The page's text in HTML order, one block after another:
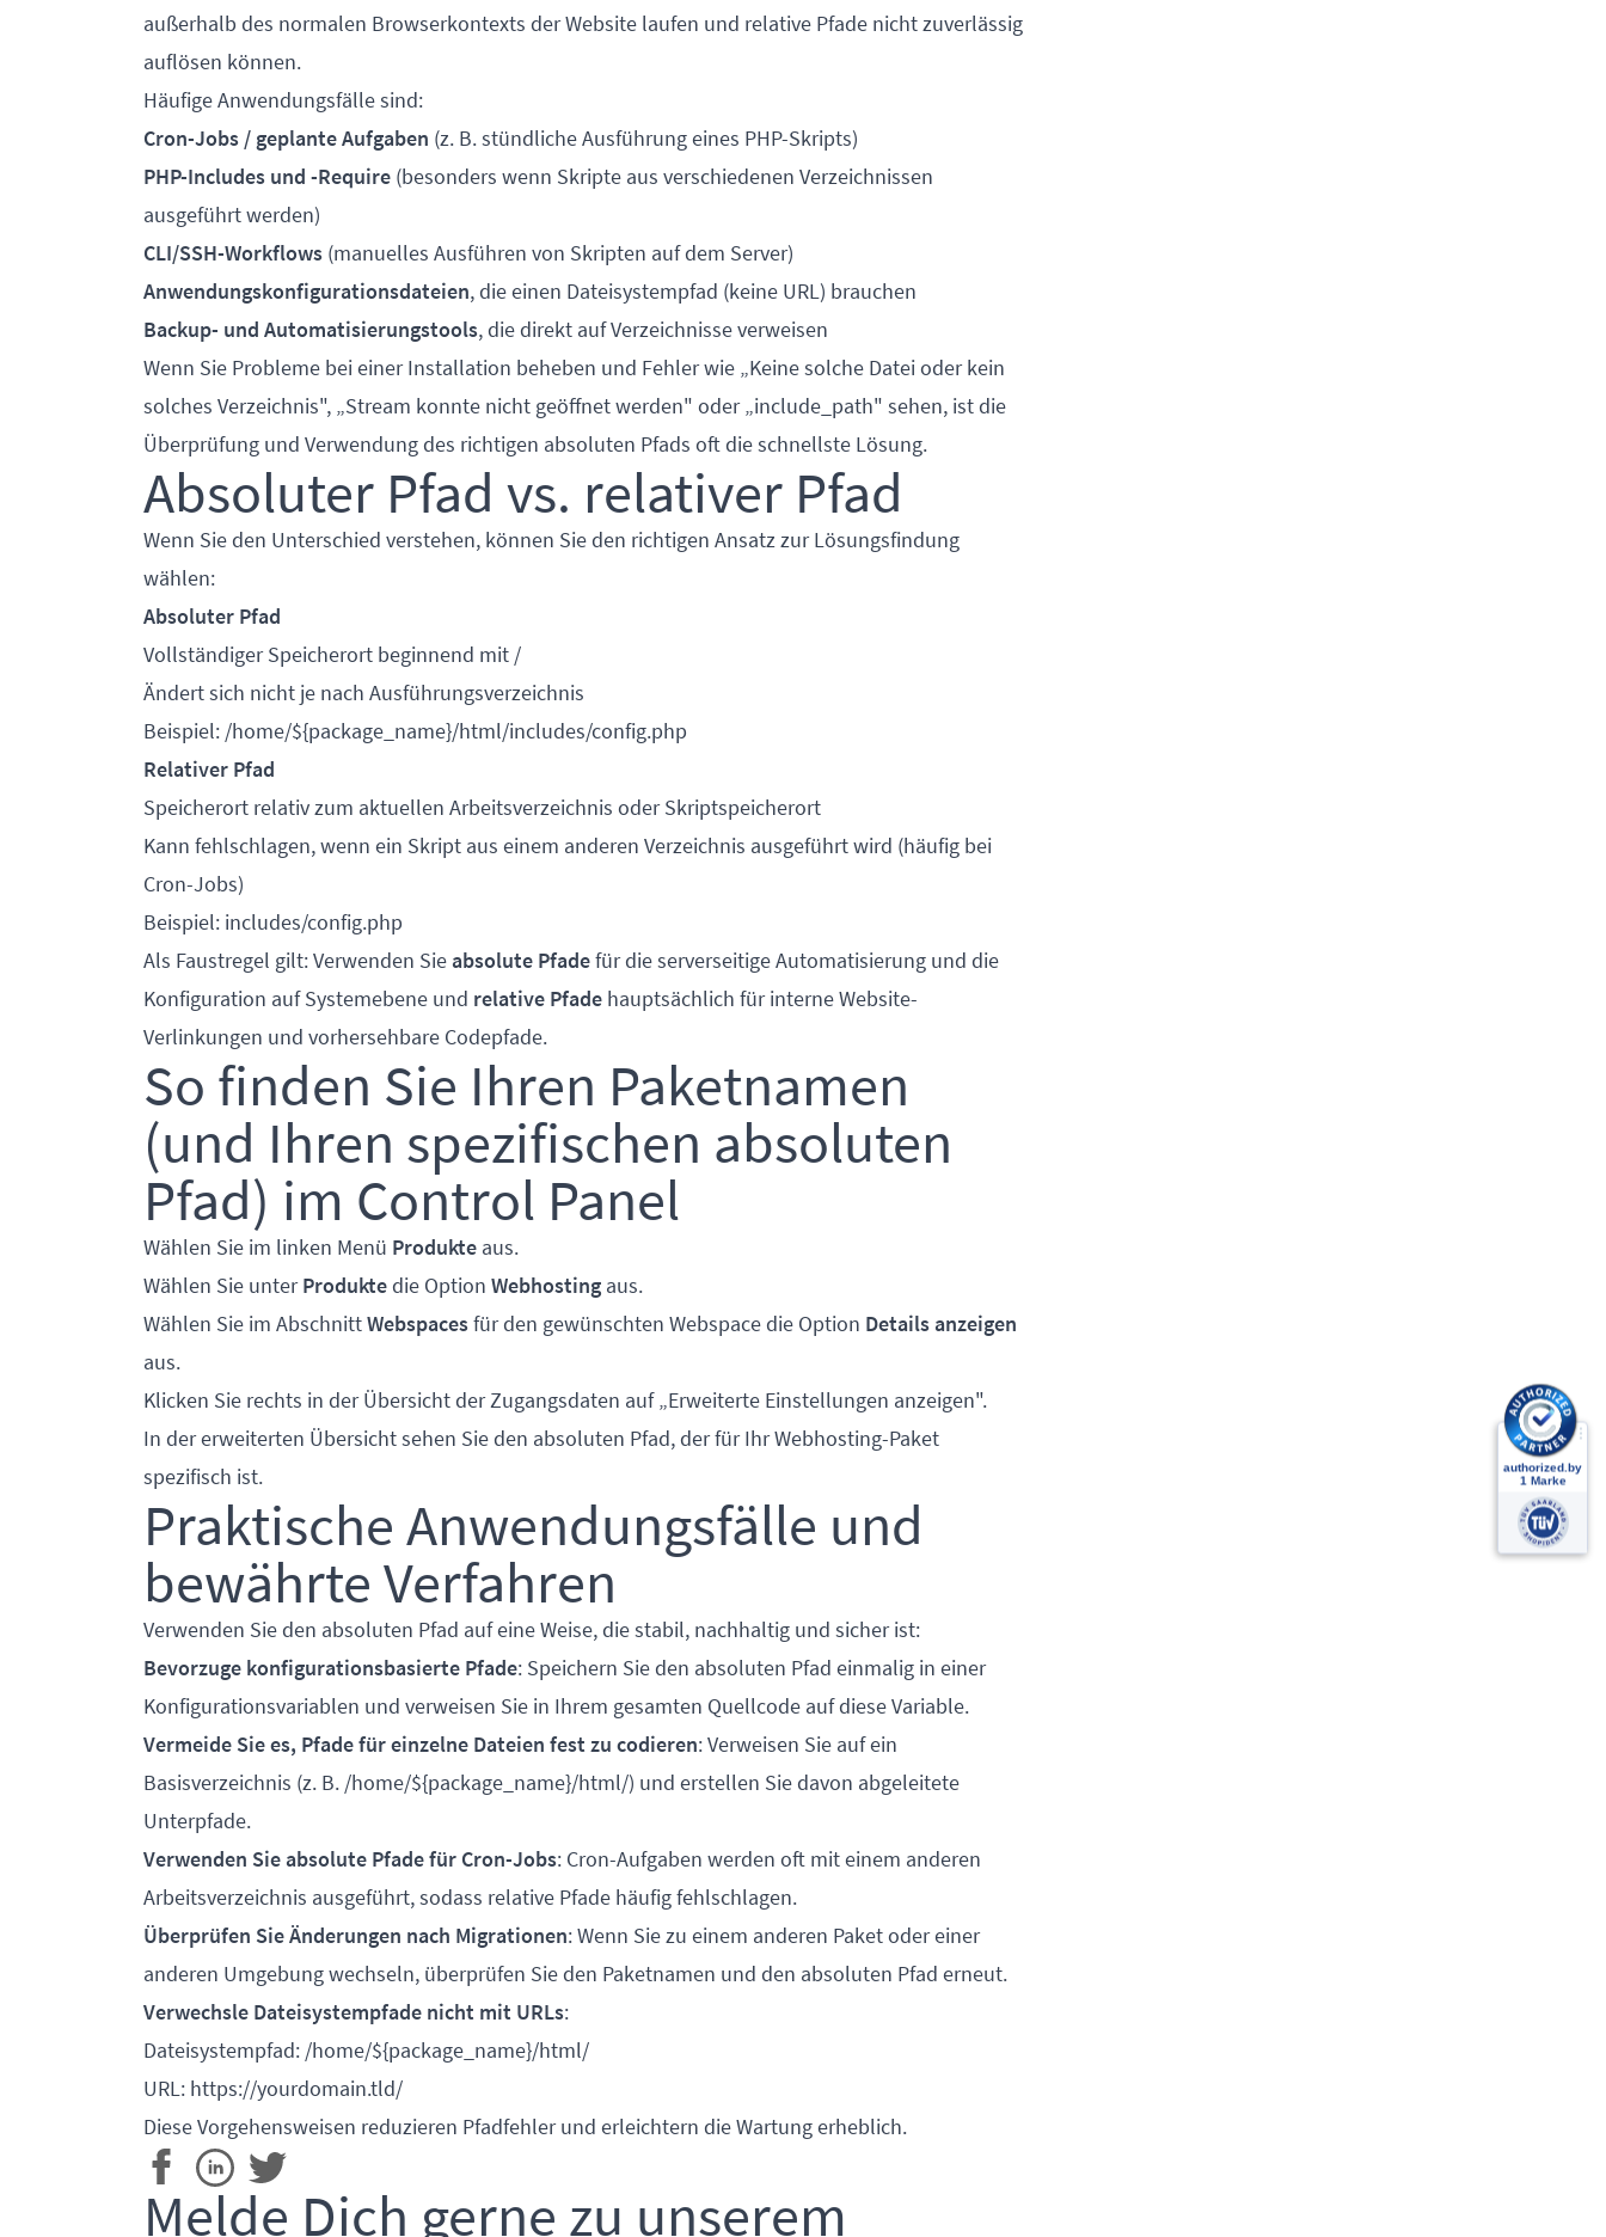
außerhalb des normalen Browserkontexts der Website laufen und relative Pfade nicht zuverlässig
auflösen können.
Häufige Anwendungsfälle sind:
Cron-Jobs / geplante Aufgaben (z. B. stündliche Ausführung eines PHP-Skripts)
PHP-Includes und -Require (besonders wenn Skripte aus verschiedenen Verzeichnissen
ausgeführt werden)
CLI/SSH-Workflows (manuelles Ausführen von Skripten auf dem Server)
Anwendungskonfigurationsdateien, die einen Dateisystempfad (keine URL) brauchen
Backup- und Automatisierungstools, die direkt auf Verzeichnisse verweisen
Wenn Sie Probleme bei einer Installation beheben und Fehler wie „Keine solche Datei oder kein
solches Verzeichnis", „Stream konnte nicht geöffnet werden" oder „include_path" sehen, ist die
Überprüfung und Verwendung des richtigen absoluten Pfads oft die schnellste Lösung.
Absoluter Pfad vs. relativer Pfad
Wenn Sie den Unterschied verstehen, können Sie den richtigen Ansatz zur Lösungsfindung
wählen:
Absoluter Pfad
Vollständiger Speicherort beginnend mit /
Ändert sich nicht je nach Ausführungsverzeichnis
Beispiel: /home/${package_name}/html/includes/config.php
Relativer Pfad
Speicherort relativ zum aktuellen Arbeitsverzeichnis oder Skriptspeicherort
Kann fehlschlagen, wenn ein Skript aus einem anderen Verzeichnis ausgeführt wird (häufig bei
Cron-Jobs)
Beispiel: includes/config.php
Als Faustregel gilt: Verwenden Sie absolute Pfadefür die serverseitige Automatisierung und die
Konfiguration auf Systemebene und relative Pfade hauptsächlich für interne Website-
Verlinkungen und vorhersehbare Codepfade.
So finden Sie Ihren Paketnamen
(und Ihren spezifischen absoluten
Pfad) im Control Panel
Wählen Sie im linken Menü Produkte aus.
Wählen Sie unterProduktedie Option Webhosting aus.
Wählen Sie im AbschnittWebspacesfür den gewünschten Webspace die Option Details anzeigen
aus.
Klicken Sie rechts in der Übersicht der Zugangsdaten auf „Erweiterte Einstellungen anzeigen".
In der erweiterten Übersicht sehen Sie den absoluten Pfad, der für Ihr Webhosting-Paket
spezifisch ist.
Praktische Anwendungsfälle und
bewährte Verfahren
Verwenden Sie den absoluten Pfad auf eine Weise, die stabil, nachhaltig und sicher ist:
Bevorzuge konfigurationsbasierte Pfade: Speichern Sie den absoluten Pfad einmalig in einer
Konfigurationsvariablen und verweisen Sie in Ihrem gesamten Quellcode auf diese Variable.
Vermeide Sie es, Pfade für einzelne Dateien fest zu codieren: Verweisen Sie auf ein
Basisverzeichnis (z. B. /home/${package_name}/html/) und erstellen Sie davon abgeleitete
Unterpfade.
Verwenden Sie absolute Pfade für Cron-Jobs: Cron-Aufgaben werden oft mit einem anderen
Arbeitsverzeichnis ausgeführt, sodass relative Pfade häufig fehlschlagen.
Überprüfen Sie Änderungen nach Migrationen: Wenn Sie zu einem anderen Paket oder einer
anderen Umgebung wechseln, überprüfen Sie den Paketnamen und den absoluten Pfad erneut.
Verwechsle Dateisystempfade nicht mit URLs:
Dateisystempfad: /home/${package_name}/html/
URL: https://yourdomain.tld/
Diese Vorgehensweisen reduzieren Pfadfehler und erleichtern die Wartung erheblich.
Melde Dich gerne zu unserem